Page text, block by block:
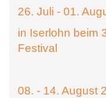
26. Juli - 01.
in Iserlohn beim
Festival
08. - 14. August